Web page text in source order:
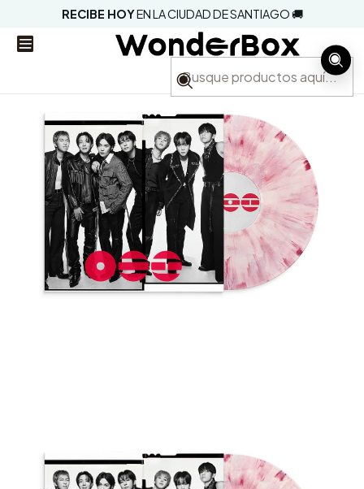
RECIBE HOYEN LA CIUDAD DE SANTIAGO 🚚